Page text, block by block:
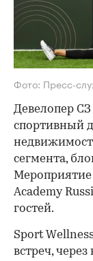
Фото: Пресс-
Девелопер
спортивный
сегмента,
Мероприятие
Academy
гостей.
Sport
встреч,